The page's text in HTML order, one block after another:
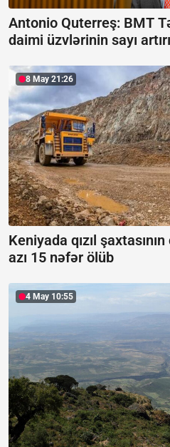
Antonio Quterreş: BMT
daimi üzvlərinin sayı
8 May 21:26
Keniyada qızıl
azı 15 nəfər ölüb
4 May 10:55